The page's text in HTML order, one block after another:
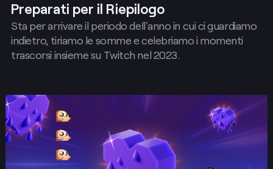
Preparati per il Riepilogo
Sta per arrivare il periodo dell'anno in cui ci guardiamo
indietro, tiriamo le somme e celebriamo i momenti
trascorsi insieme su Twitch nel 2023.
Pubblica